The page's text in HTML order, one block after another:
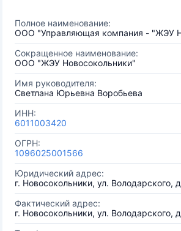
Полное наименование:
ООО "Управляющая компания - "ЖЭУ
Сокращенное наименование:
ООО "ЖЭУ Новосокольники"
Имя руководителя:
Светлана Юрьевна Воробьева
ИНН:
6011003420
ОГРН:
1096025001566
Юридический адрес:
г. Новосокольники, ул. Володарского,
Фактический адрес:
г. Новосокольники, ул. Володарского,